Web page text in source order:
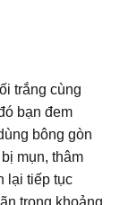
trắng cùng
bạn đem
bông gòn
mụn, thâm
lại tiếp tục
trong khoảng